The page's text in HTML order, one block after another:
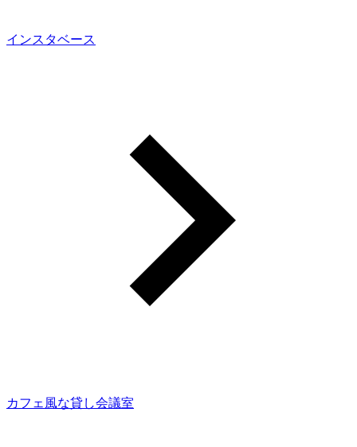
インスタベース
カフェ風な貸し会議室